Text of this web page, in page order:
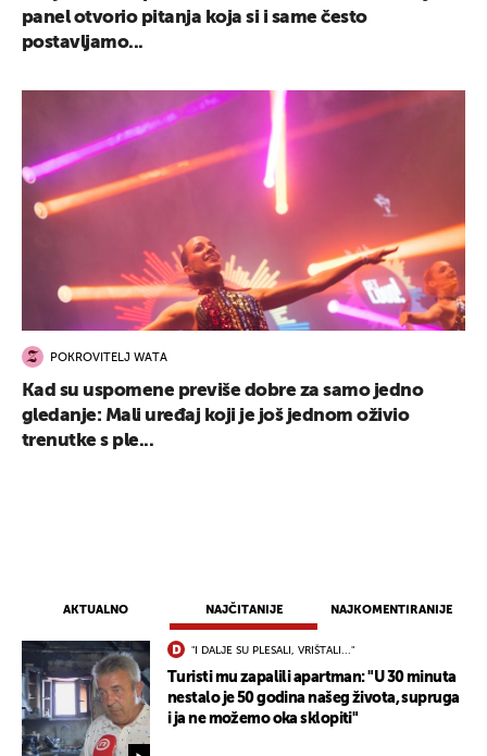
AKTUALNO NAJČITANIJE NAJKOMENTIRANIJE
"I DALJE SU PLESALI, VRIŠTALI..."
Turisti mu zapalili apartman: "U 30 minuta
nestalo je 50 godina našeg života, supruga
i ja ne možemo oka sklopiti"
panel otvorio pitanja koja si i same često
postavljamo...
POKROVITELJ WATA
Kad su uspomene previše dobre za samo jedno
gledanje: Mali uređaj koji je još jednom oživio
trenutke s ple...
UKLJUČITE NOTIFIKACIJE